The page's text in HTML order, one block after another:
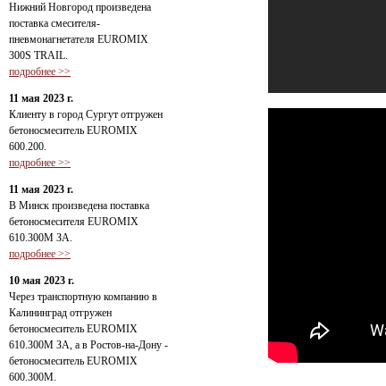
Нижний Новгород произведена
поставка смесителя-
пневмонагнетателя EUROMIX
300S TRAIL.
подробнее >>
11 мая 2023 г.
Клиенту в город Сургут отгружен
бетоносмеситель EUROMIX
600.200.
подробнее >>
11 мая 2023 г.
В Минск произведена поставка
бетоносмесителя EUROMIX
610.300М ЗА.
подробнее >>
10 мая 2023 г.
Через транспортную компанию в
Калининград отгружен
бетоносмеситель EUROMIX
610.300М ЗА, а в Ростов-на-Дону -
бетоносмеситель EUROMIX
600.300М.